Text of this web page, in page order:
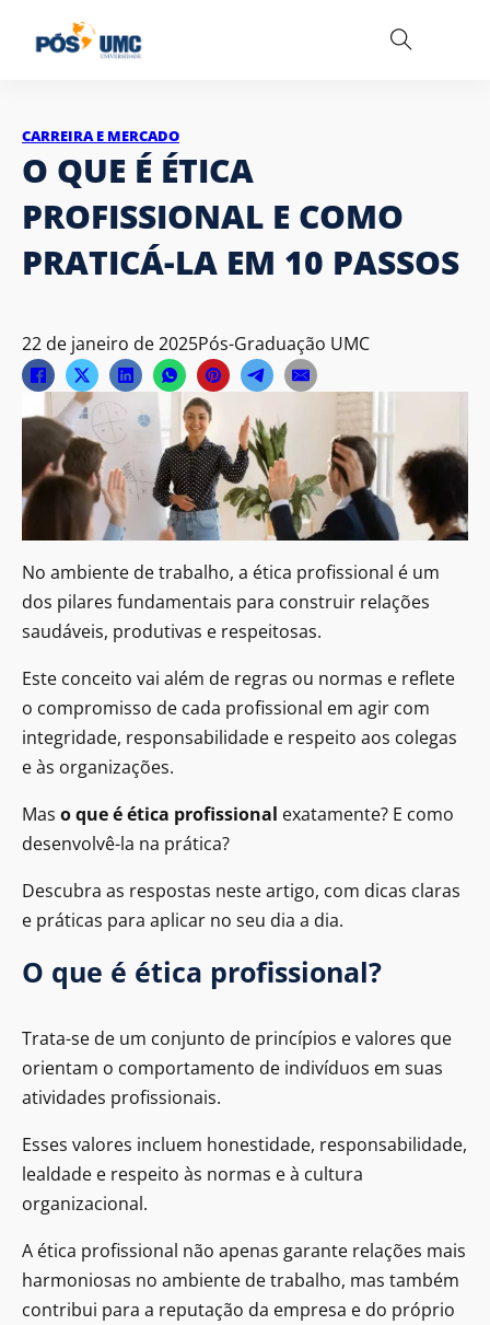
CARREIRA E MERCADO
O QUE É ÉTICA
PROFISSIONAL E COMO
PRATICÁ-LA EM 10 PASSOS
22 de janeiro de 2025Pós-Graduação UMC
No ambiente de trabalho, a ética profissional é um
dos pilares fundamentais para construir relações
saudáveis, produtivas e respeitosas.
Este conceito vai além de regras ou normas e reflete
o compromisso de cada profissional em agir com
integridade, responsabilidade e respeito aos colegas
e às organizações.
Mas o que é ética profissional exatamente? E como
desenvolvê-la na prática?
Descubra as respostas neste artigo, com dicas claras
e práticas para aplicar no seu dia a dia.
O que é ética profissional?
Trata-se de um conjunto de princípios e valores que
orientam o comportamento de indivíduos em suas
atividades profissionais.
Esses valores incluem honestidade, responsabilidade,
lealdade e respeito às normas e à cultura
organizacional.
A ética profissional não apenas garante relações mais
harmoniosas no ambiente de trabalho, mas também
contribui para a reputação da empresa e do próprio